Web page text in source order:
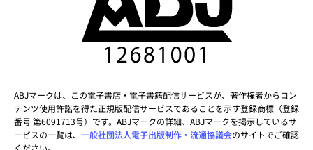
ABJマークは、この電子書店・電子書籍配信サービスが、著作権者からコン
テンツ使用許諾を得た正規版配信サービスであることを示す登録商標（登録
番号 第6091713号）です。ABJマークの詳細、ABJマークを掲示しているサ
ービスの一覧は、 一般社団法人電子出版制作・流通協議会のサイトでご確認
ください。